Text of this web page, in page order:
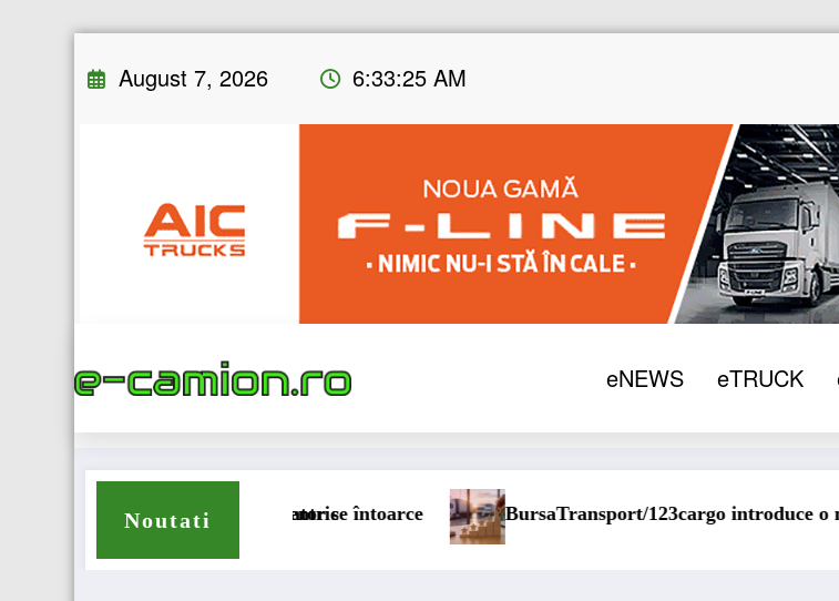
August 7, 2026 6:33:26 AM
eNEWS eTRUCK
Lipsa
NoutatiBursaTransport/123cargo introduce o nouă funcționalitateDaimler Truck